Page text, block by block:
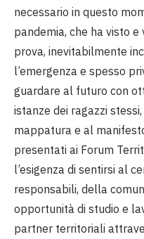
necessario in questo
pandemia, che ha visto e
prova, inevitabilmente
l’emergenza e spesso
guardare al futuro con
istanze dei ragazzi
mappatura e al
presentati ai Forum
l’esigenza di sentirsi al
responsabili, della
opportunità di studio e
partner territoriali